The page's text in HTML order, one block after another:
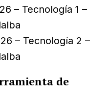
– Tecnología 1 –
– Tecnología 2 –
de